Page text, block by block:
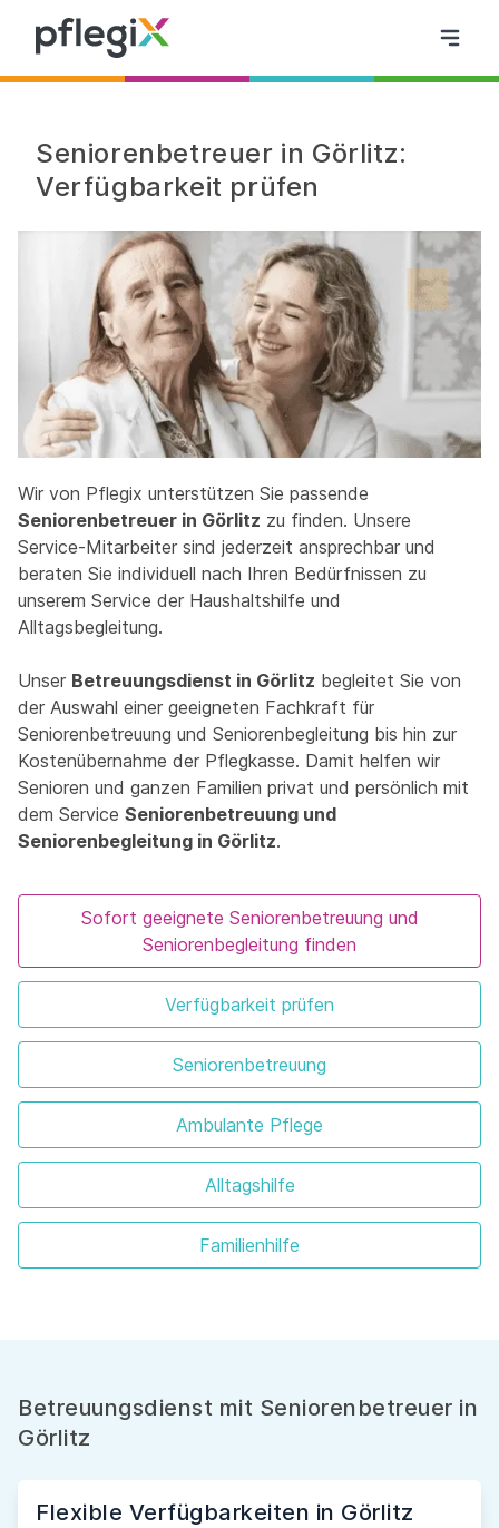
Seniorenbetreuer in Görlitz:
Verfügbarkeit prüfen
Wir von Pflegix unterstützen Sie passende
Seniorenbetreuer in Görlitz zu finden. Unsere
Service-Mitarbeiter sind jederzeit ansprechbar und
beraten Sie individuell nach Ihren Bedürfnissen zu
unserem Service der Haushaltshilfe und
Alltagsbegleitung.
Unser Betreuungsdienst in Görlitz begleitet Sie von
der Auswahl einer geeigneten Fachkraft für
Seniorenbetreuung und Seniorenbegleitung bis hin zur
Kostenübernahme der Pflegkasse. Damit helfen wir
Senioren und ganzen Familien privat und persönlich mit
dem Service Seniorenbetreuung und
Seniorenbegleitung in Görlitz.
Sofort geeignete Seniorenbetreuung und
Seniorenbegleitung finden
Verfügbarkeit prüfen
Seniorenbetreuung
Ambulante Pflege
Alltagshilfe
Familienhilfe
Betreuungsdienst mit Seniorenbetreuer in
Görlitz
Flexible Verfügbarkeiten in Görlitz